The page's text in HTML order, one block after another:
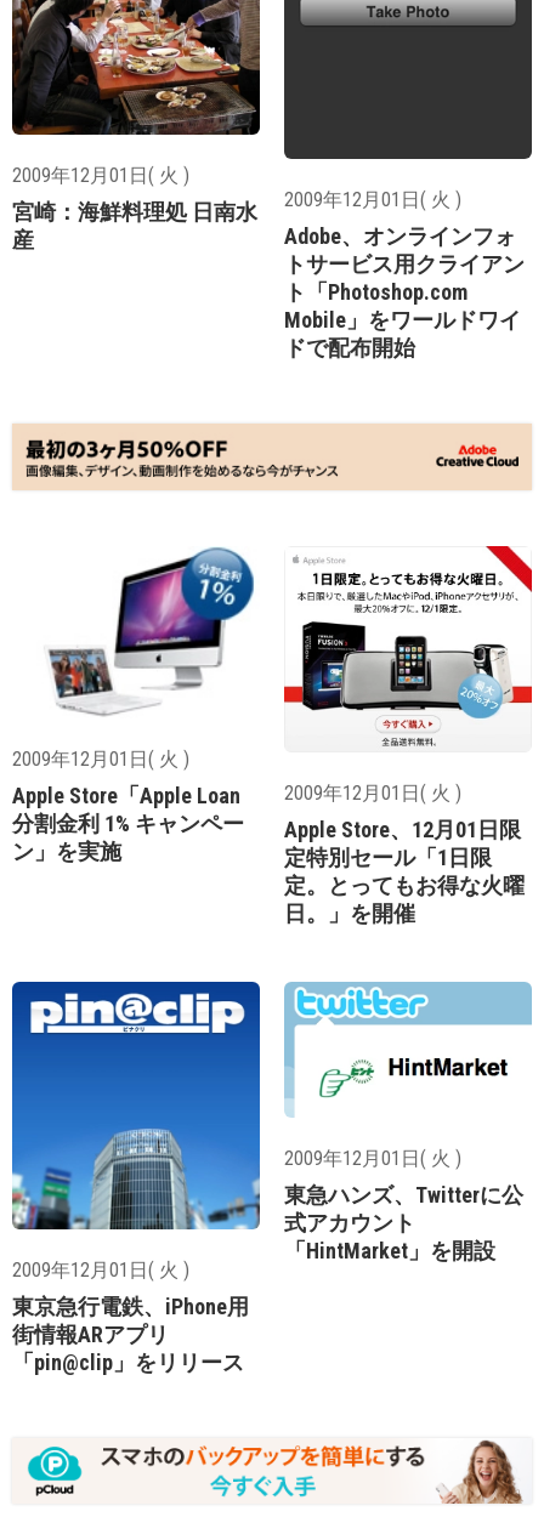
2009年12月01日( 火 )
宮崎：海鮮料理処 日南水
産
2009年12月01日( 火 )
Adobe、オンラインフォ
トサービス用クライアン
ト「Photoshop.com
Mobile」をワールドワイ
ドで配布開始
2009年12月01日( 火 )
Apple Store「Apple Loan
分割金利 1% キャンペー
ン」を実施
2009年12月01日( 火 )
Apple Store、12月01日限
定特別セール「1日限
定。とってもお得な火曜
日。」を開催
2009年12月01日( 火 )
東京急行電鉄、iPhone用
街情報ARアプリ
「pin@clip」をリリース
2009年12月01日( 火 )
東急ハンズ、Twitterに公
式アカウント
「HintMarket」を開設